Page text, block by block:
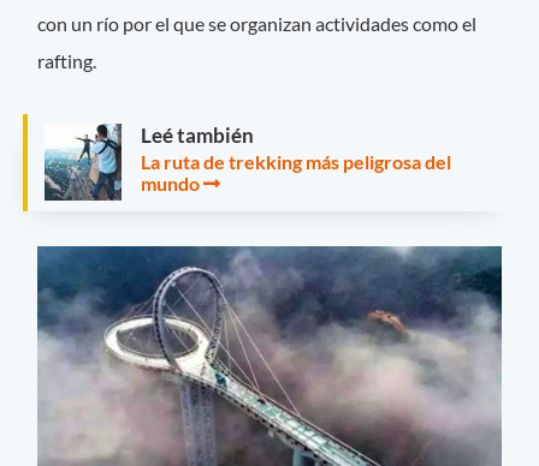
con un río por el que se organizan actividades como el
rafting.
Leé también
La ruta de trekking más peligrosa del
mundo